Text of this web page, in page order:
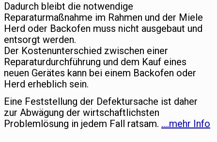
Dadurch bleibt die notwendige
Reparaturmaßnahme im Rahmen und der Miele
Herd oder Backofen muss nicht ausgebaut und
entsorgt werden.
Der Kostenunterschied zwischen einer
Reparaturdurchführung und dem Kauf eines
neuen Gerätes kann bei einem Backofen oder
Herd erheblich sein.
Eine Feststellung der Defektursache ist daher
zur Abwägung der wirtschaftlichsten
Problemlösung in jedem Fall ratsam. ….mehr Info